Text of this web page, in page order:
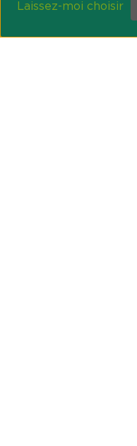
Laissez-moi choisir